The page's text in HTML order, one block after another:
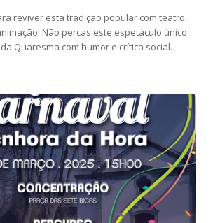
reviver esta tradição popular com teatro,
Não percas este espetáculo único
Quaresma com humor e crítica social.